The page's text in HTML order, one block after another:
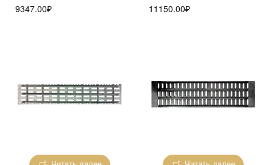
9347.00₽
11150.00₽